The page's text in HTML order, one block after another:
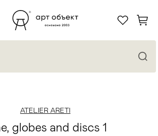
ATELIER ARETI
globes and discs 1